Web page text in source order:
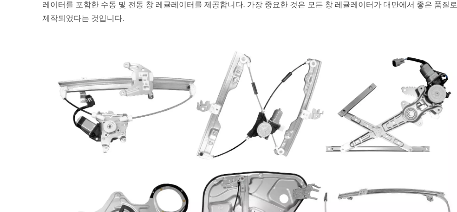
레이터를 포함한 수동 및 전동 창 레귤레이터를 제공합니다. 가장 중요한 것은 모든 창 레귤레이터가 대만에서 좋은 품질로
제작되었다는 것입니다.